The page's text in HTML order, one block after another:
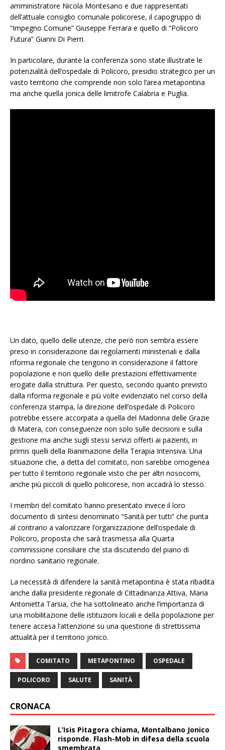
amministratore Nicola Montesano e due rappresentati
dell’attuale consiglio comunale policorese, il capogruppo di
“Impegno Comune” Giuseppe Ferrara e quello di “Policoro
Futura” Gianni Di Pierri.
In particolare, durante la conferenza sono state illustrate le
potenzialità dell’ospedale di Policoro, presidio strategico per un
vasto territorio che comprende non solo l’area metapontina
ma anche quella jonica delle limitrofe Calabria e Puglia.
Un dato, quello delle utenze, che però non sembra essere
preso in considerazione dai regolamenti ministeriali e dalla
riforma regionale che tengono in considerazione il fattore
popolazione e non quello delle prestazioni effettivamente
erogate dalla struttura. Per questo, secondo quanto previsto
dalla riforma regionale e più volte evidenziato nel corso della
conferenza stampa, la direzione dell’ospedale di Policoro
potrebbe essere accorpata a quella del Madonna delle Grazie
di Matera, con conseguenze non solo sulle decisioni e sulla
gestione ma anche sugli stessi servizi offerti ai pazienti, in
primis quelli della Rianimazione della Terapia Intensiva. Una
situazione che, a detta del comitato, non sarebbe omogenea
per tutto il territorio regionale visto che per altri nosocomi,
anche più piccoli di quello policorese, non accadrà lo stesso.
I membri del comitato hanno presentato invece il loro
documento di sintesi denominato “Sanità per tutti” che punta
al contrario a valorizzare l’organizzazione dell’ospedale di
Policoro, proposta che sarà trasmessa alla Quarta
commissione consiliare che sta discutendo del piano di
riordino sanitario regionale.
La necessità di difendere la sanità metapontina è stata ribadita
anche dalla presidente regionale di Cittadinanza Attiva, Maria
Antonietta Tarsia, che ha sottolineato anche l’importanza di
una mobilitazione delle istituzioni locali e della popolazione per
tenere accesa l’attenzione su una questione di strettissima
attualità per il territorio jonico.
COMITATO METAPONTINO OSPEDALE
POLICORO SALUTE SANITÀ
CRONACA
L’Isis Pitagora chiama, Montalbano Jonico
risponde. Flash-Mob in difesa della scuola
smembrata